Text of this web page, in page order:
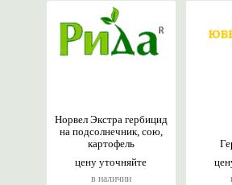
цену уточняйте
в наличии
Норвел Экстра гербицид
на подсолнечник, сою,
картофель